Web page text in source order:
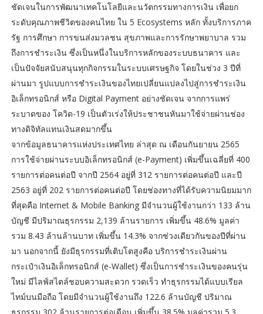
ชัดเจนในการพัฒนาเทคโนโลยีและนวัตกรรมทางการเงิน เพื่อยก
ระดับคุณภาพชีวิตของคนไทย ใน 5 Ecosystems หลัก ทั้งบริการภาค
รัฐ การศึกษา การขนส่งมวลชน สุขภาพและการรักษาพยาบาล รวม
ถึงการชำระเงิน ซึ่งเป็นหนึ่งในบริการหลักของระบบธนาคาร และ
เป็นปัจจัยสนับสนุนทุกกิจกรรมในระบบเศรษฐกิจ โดยในช่วง 3 ปีที่
ผ่านมา รูปแบบการชำระเงินของไทยเปลี่ยนแปลงไปสู่การชำระเงิน
อิเล็กทรอนิกส์ หรือ Digital Payment อย่างชัดเจน จากการแพร่
ระบาดของ โควิด-19 เป็นตัวเร่งให้ประชาชนหันมาใช้จ่ายผ่านช่อง
ทางดิจิทัลแทนเงินสดมากขึ้น
จากข้อมูลธนาคารแห่งประเทศไทย ล่าสุด ณ เดือนกันยายน 2565
การใช้จ่ายผ่านระบบอิเล็กทรอนิกส์ (e-Payment) เพิ่มขึ้นเฉลี่ยที่ 400
รายการต่อคนต่อปี จากปี 2564 อยู่ที่ 312 รายการต่อคนต่อปี และปี
2563 อยู่ที่ 202 รายการต่อคนต่อปี โดยช่องทางที่ได้รับความนิยมมาก
ที่สุดคือ Internet & Mobile Banking มีจำนวนผู้ใช้งานกว่า 133 ล้าน
บัญชี มีปริมาณธุรกรรม 2,139 ล้านรายการ เพิ่มขึ้น 48.6% มูลค่า
รวม 8.43 ล้านล้านบาท เพิ่มขึ้น 14.3% จากช่วงเดียวกันของปีที่ผ่าน
มา นอกจากนี้ ยังมีธุรกรรมที่เติบโตสูงคือ บริการชำระเงินผ่าน
กระเป๋าเงินอิเล็กทรอนิกส์ (e-Wallet) ซึ่งเป็นการชำระเงินของคนรุ่น
ใหม่ มีไลฟ์สไตล์ชอบความสะดวก รวดเร็ว ทำธุรกรรมได้แบบเรียล
ไทม์บนมือถือ โดยมีจำนวนผู้ใช้งานถึง 122.6 ล้านบัญชี ปริมาณ